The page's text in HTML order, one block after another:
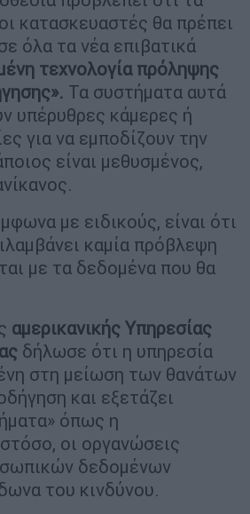
κατασκευαστές θα πρέπει
όλα τα νέα επιβατικά
τεχνολογία πρόληψης
Τα συστήματα αυτά
υπέρυθρες κάμερες ή
για να εμποδίζουν την
είναι μεθυσμένος,
με ειδικούς, είναι ότι
καμία πρόβλεψη
με τα δεδομένα που θα
αμερικανικής Υπηρεσίας
δήλωσε ότι η υπηρεσία
στη μείωση των θανάτων
και εξετάζει
όπως η
οι οργανώσεις
δεδομένων
του κινδύνου.